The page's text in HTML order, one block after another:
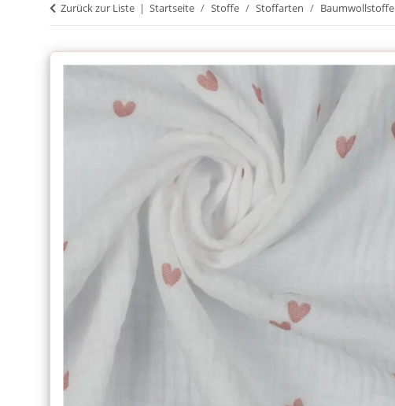
Zurück zur Liste Startseite Stoffe Stoffarten Baumwollstoffe